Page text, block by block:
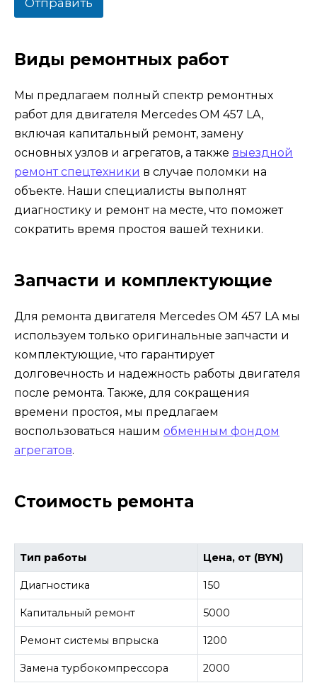
с
Отправить
Виды ремонтных работ
Мы предлагаем полный спектр ремонтных
работ для двигателя Mercedes OM 457 LA,
включая капитальный ремонт, замену
основных узлов и агрегатов, а также выездной
ремонт спецтехники в случае поломки на
объекте. Наши специалисты выполнят
диагностику и ремонт на месте, что поможет
сократить время простоя вашей техники.
Запчасти и комплектующие
Для ремонта двигателя Mercedes OM 457 LA мы
используем только оригинальные запчасти и
комплектующие, что гарантирует
долговечность и надежность работы двигателя
после ремонта. Также, для сокращения
времени простоя, мы предлагаем
воспользоваться нашим обменным фондом
агрегатов.
Стоимость ремонта
Тип работы Цена, от (BYN)
Диагностика 150
Капитальный ремонт 5000
Ремонт системы впрыска 1200
Замена турбокомпрессора 2000